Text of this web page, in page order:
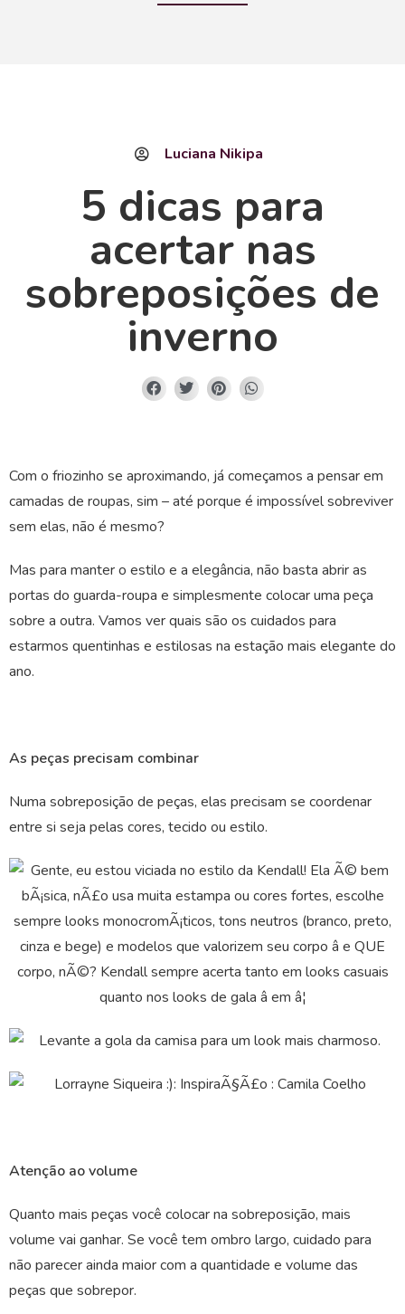
Luciana Nikipa
5 dicas para
acertar nas
sobreposições de
inverno
Com o friozinho se aproximando, já começamos a pensar em
camadas de roupas, sim – até porque é impossível sobreviver
sem elas, não é mesmo?
Mas para manter o estilo e a elegância, não basta abrir as
portas do guarda-roupa e simplesmente colocar uma peça
sobre a outra. Vamos ver quais são os cuidados para
estarmos quentinhas e estilosas na estação mais elegante do
ano.
As peças precisam combinar
Numa sobreposição de peças, elas precisam se coordenar
entre si seja pelas cores, tecido ou estilo.
Atenção ao volume
Quanto mais peças você colocar na sobreposição, mais
volume vai ganhar. Se você tem ombro largo, cuidado para
não parecer ainda maior com a quantidade e volume das
peças que sobrepor.